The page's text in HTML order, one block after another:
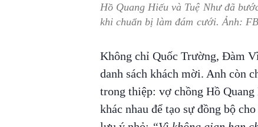
Hồ Quang Hiếu và Tuệ Như đã
khi chuẩn bị làm đám cưới. Ảnh:
Không chỉ Quốc Trường, Đàm
danh sách khách mời. Anh còn
trong thiệp: vợ chồng Hồ
khác nhau để tạo sự đồng bộ